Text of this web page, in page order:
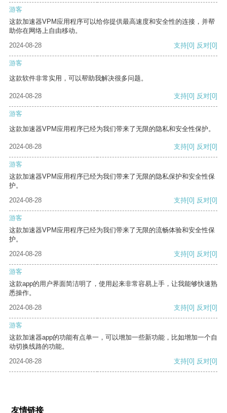
游客
这款加速器VPM应用程序可以给你提供最高速度和安全性的连接，并帮
助你在网络上自由移动。
2024-08-28
支持[0] 反对[0]
游客
这款软件非常实用，可以帮助我解决很多问题。
2024-08-28 支持[0] 反对[0]
游客
这款加速器VPM应用程序已经为我们带来了无限的隐私和安全性保护。
2024-08-28 支持[0] 反对[0]
游客
这款加速器VPM应用程序已经为我们带来了无限的隐私保护和安全性保
护。
2024-08-28
支持[0] 反对[0]
游客
这款加速器VPM应用程序已经为我们带来了无限的流畅体验和安全性保
护。
2024-08-28
支持[0] 反对[0]
游客
这款app的用户界面简洁明了，使用起来非常容易上手，让我能够快速熟
悉操作。
2024-08-28
支持[0] 反对[0]
游客
这款加速器app的功能有点单一，可以增加一些新功能，比如增加一个自
动切换线路的功能。
2024-08-28
支持[0] 反对[0]
友情链接